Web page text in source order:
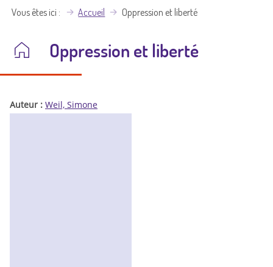
Vous êtes ici Accueil Oppression et liberté
Oppression et liberté
Auteur : Weil, Simone